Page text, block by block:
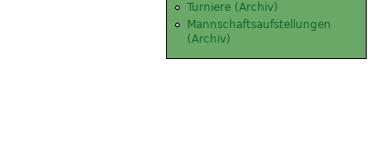
Turniere (Archiv)
Mannschaftsaufstellungen
(Archiv)